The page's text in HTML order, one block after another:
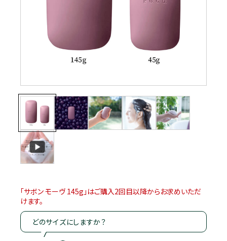
「サボン モーヴ 145g」はご購入2回目以降からお求めいただ
けます。
どのサイズにしますか？